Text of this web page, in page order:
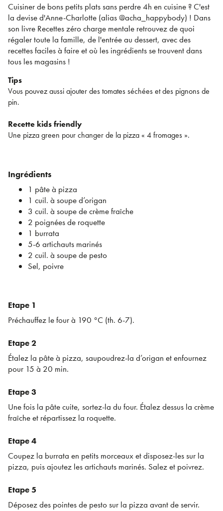
Cuisiner de bons petits plats sans perdre 4h en cuisine ? C'est
la devise d'Anne-Charlotte (alias @acha_happybody) ! Dans
son livre Recettes zéro charge mentale retrouvez de quoi
régaler toute la famille, de l'entrée au dessert, avec des
recettes faciles à faire et où les ingrédients se trouvent dans
tous les magasins !
Tips
Vous pouvez aussi ajouter des tomates séchées et des pignons de
pin.
Recette kids friendly
Une pizza green pour changer de la pizza « 4 fromages ».
Ingrédients
1 pâte à pizza
1 cuil. à soupe d’origan
3 cuil. à soupe de crème fraîche
2 poignées de roquette
1 burrata
5-6 artichauts marinés
2 cuil. à soupe de pesto
Sel, poivre
Etape 1
Préchauffez le four à 190 °C (th. 6-7).
Etape 2
Étalez la pâte à pizza, saupoudrez-la d’origan et enfournez
pour 15 à 20 min.
Etape 3
Une fois la pâte cuite, sortez-la du four. Étalez dessus la crème
fraîche et répartissez la roquette.
Etape 4
Coupez la burrata en petits morceaux et disposez-les sur la
pizza, puis ajoutez les artichauts marinés. Salez et poivrez.
Etape 5
Déposez des pointes de pesto sur la pizza avant de servir.